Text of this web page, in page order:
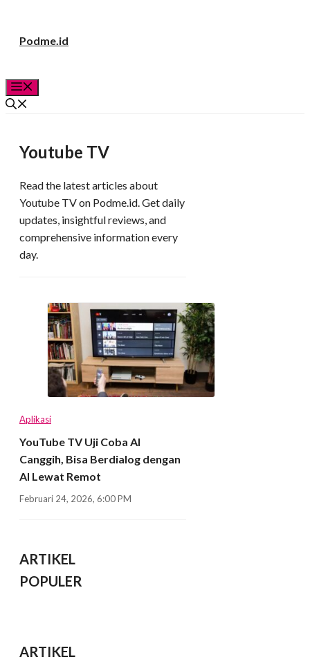
Podme.id
Youtube TV
Read the latest articles about
Youtube TV on Podme.id. Get daily
updates, insightful reviews, and
comprehensive information every
day.
Aplikasi
YouTube TV Uji Coba AI
Canggih, Bisa Berdialog dengan
AI Lewat Remot
Februari 24, 2026, 6:00 PM
ARTIKEL
POPULER
ARTIKEL